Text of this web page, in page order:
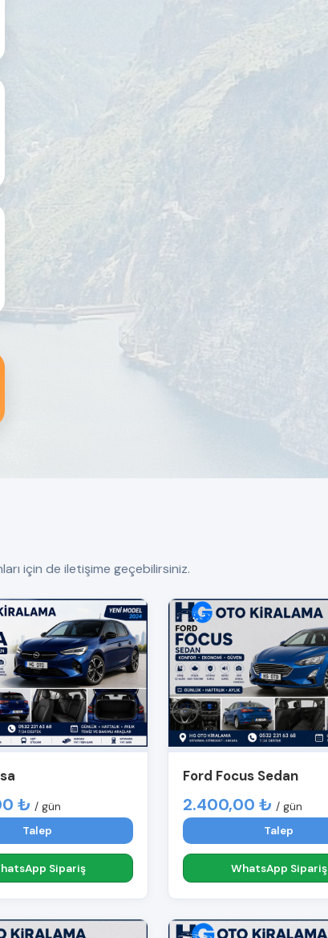
için de iletişime geçebilirsiniz.
₺ / gün
Talep
Sipariş
Ford Focus Sedan
2.400,00 ₺ / gün
Talep
WhatsApp Sipariş